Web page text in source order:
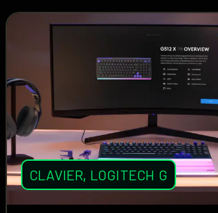
CLAVIER, LOGITECH G